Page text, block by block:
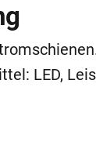
LED,